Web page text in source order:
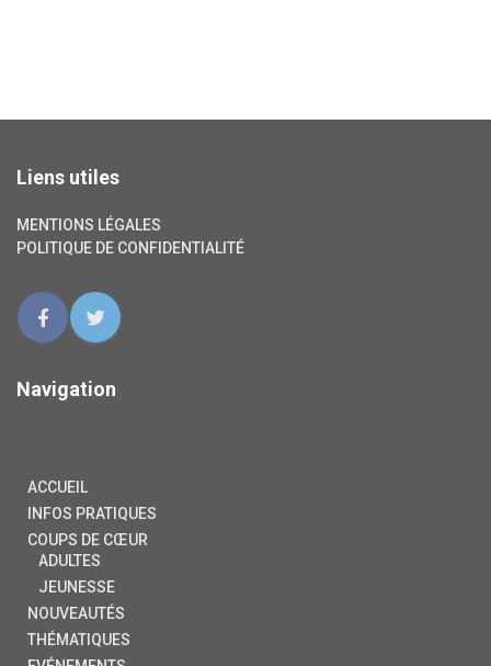
Liens utiles
MENTIONS LÉGALES
POLITIQUE DE CONFIDENTIALITÉ
Navigation
ACCUEIL
INFOS PRATIQUES
COUPS DE CŒUR
ADULTES
JEUNESSE
NOUVEAUTÉS
THÉMATIQUES